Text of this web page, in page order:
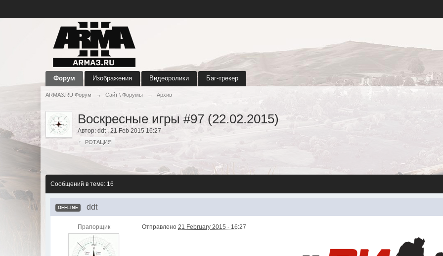
Форум Изображения Видеоролики Баг-трекер
ARMA3.RU Форум → Сайт \ Форумы → Архив
Воскресные игры #97 (22.02.2015)
Автор: ddt , 21 Feb 2015 16:27
РОТАЦИЯ
Сообщений в теме: 16
OFFLINE ddt
Прапорщик Отправлено 21 February 2015 - 16:27